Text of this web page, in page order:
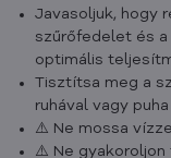
Javasoljuk, hogy
szűrőfedelet és
optimális
Tisztítsa meg a
ruhával vagy
⚠️ Ne mossa
⚠️ Ne gyakoroljon